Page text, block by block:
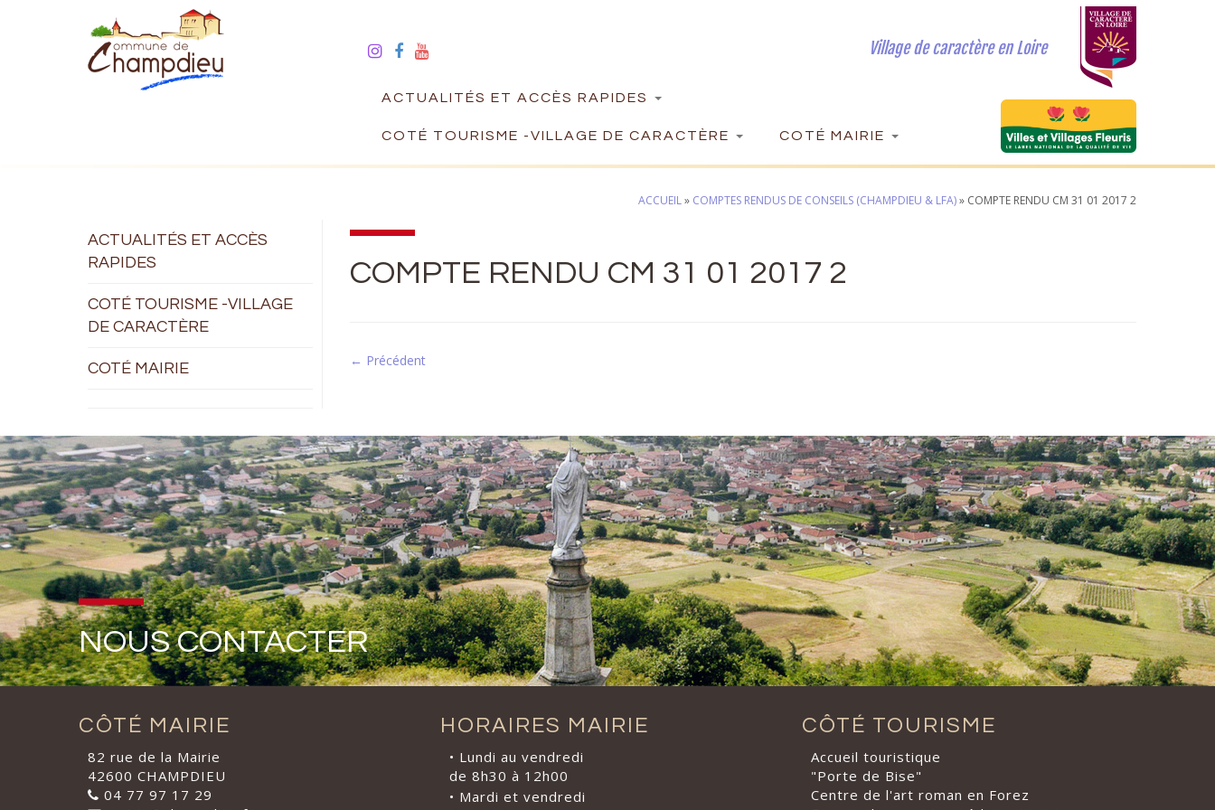
Village de caractère en Loire
ACTUALITÉS ET ACCÈS RAPIDES
COTÉ TOURISME -VILLAGE DE CARACTÈRE COTÉ MAIRIE
ACCUEIL» COMPTES RENDUS DE CONSEILS (CHAMPDIEU & LFA)» COMPTE RENDU CM 31 01 2017 2
ACTUALITÉS ET ACCÈS
RAPIDES
COTÉ TOURISME -VILLAGE
DE CARACTÈRE
COTÉ MAIRIE
COMPTE RENDU CM 31 01 2017 2
← Précédent
NOUS CONTACTER
CÔTÉ MAIRIE
82 rue de la Mairie
42600 CHAMPDIEU
04 77 97 17 29
HORAIRES MAIRIE
• Lundi au vendredi
de 8h30 à 12h00
• Mardi et vendredi
CÔTÉ TOURISME
Accueil touristique
"Porte de Bise"
Centre de l'art roman en Forez